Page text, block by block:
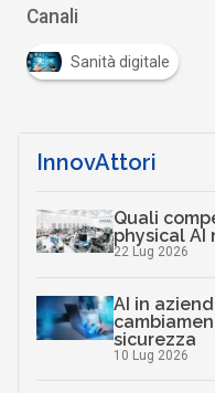
Canali
Sanità digitale
InnovAttori
Quali
physical AI
22 Lug 2026
AI in
sicurezza
10 Lug 2026